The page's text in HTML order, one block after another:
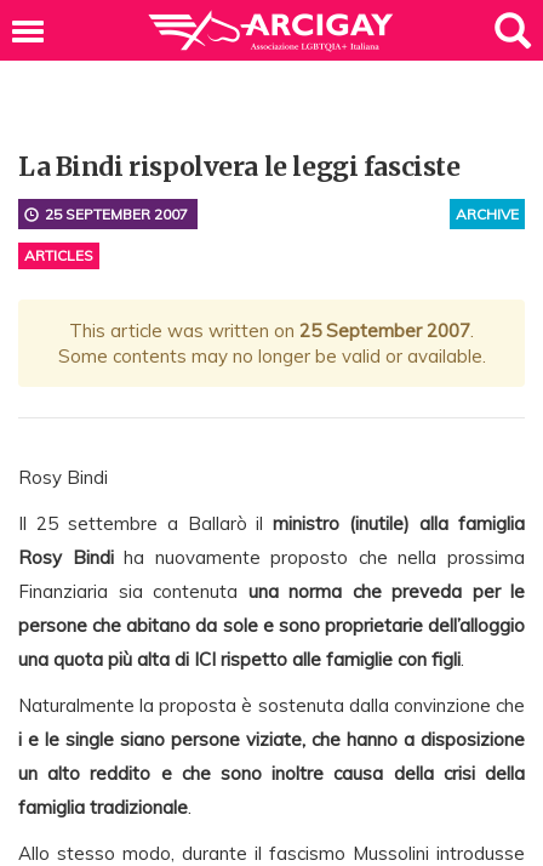
La Bindi rispolvera le leggi fasciste
ARCHIVE
25 SEPTEMBER 2007
ARTICLES
This article was written on 25 September 2007.
Some contents may no longer be valid or available.
Rosy Bindi
Il 25 settembre a Ballarò ilministro (inutile) alla famiglia
Rosy Bindiha nuovamente proposto che nella prossima
Finanziaria sia contenuta una norma che preveda per le
persone che abitano da sole e sono proprietarie dell’alloggio
una quota più alta di ICI rispetto alle famiglie con figli.
Naturalmente la proposta è sostenuta dalla convinzione che
i e le single siano persone viziate, che hanno a disposizione
un alto reddito e che sono inoltre causa della crisi della
famiglia tradizionale.
Allo stesso modo, durante il fascismo Mussolini introdusse